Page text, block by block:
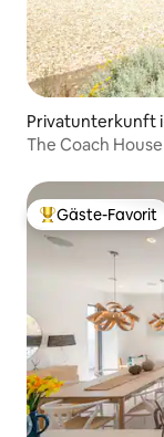
Privatunterkunft
The Coach
Beliebter Gäste-
Gäste-Favorit